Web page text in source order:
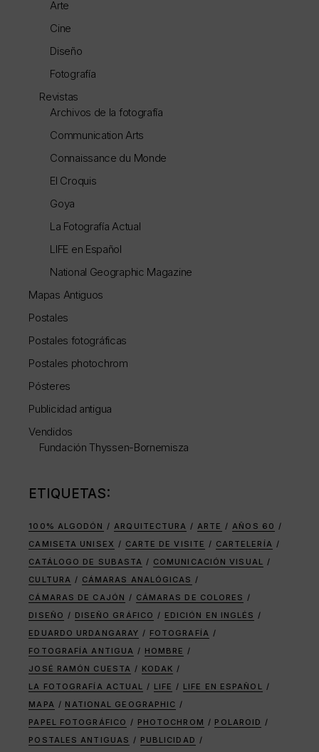
Arte
Cine
Diseño
Fotografía
Revistas
Archivos de la fotografía
Communication Arts
Connaissance du Monde
El Croquis
Goya
La Fotografía Actual
LIFE en Español
National Geographic Magazine
Mapas Antiguos
Postales
Postales fotográficas
Postales photochrom
Pósteres
Publicidad antigua
Vendidos
Fundación Thyssen-Bornemisza
ETIQUETAS:
100% ALGODÓN ARQUITECTURA ARTE
AÑOS 60
CAMISETA UNISEX
CARTE DE VISITE
CARTELERÍA
CATÁLOGO DE SUBASTA
COMUNICACIÓN VISUAL
CULTURA
CÁMARAS ANALÓGICAS
CÁMARAS DE CAJÓN
CÁMARAS DE COLORES
DISEÑO
DISEÑO GRÁFICO
EDICIÓN EN INGLÉS
EDUARDO URDANGARAY
FOTOGRAFÍA
FOTOGRAFÍA ANTIGUA
HOMBRE
JOSÉ RAMÓN CUESTA
KODAK
LA FOTOGRAFÍA ACTUAL
LIFE
LIFE EN ESPAÑOL
MAPA
NATIONAL GEOGRAPHIC
PAPEL FOTOGRÁFICO
PHOTOCHROM
POLAROID
POSTALES ANTIGUAS
PUBLICIDAD